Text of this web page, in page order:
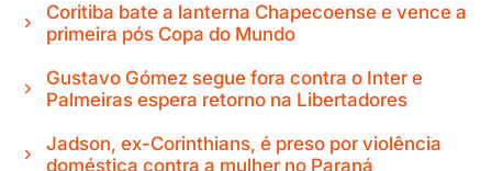
Coritiba bate a lanterna Chapecoense e vence a
primeira pós Copa do Mundo
Gustavo Gómez segue fora contra o Inter e
Palmeiras espera retorno na Libertadores
Jadson, ex-Corinthians, é preso por violência
doméstica contra a mulher no Paraná